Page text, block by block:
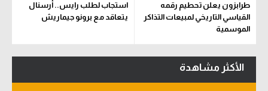
طرابزون يعلن تحطيم رقمه
القياسي التاريخي لمبيعات التذاكر
الموسمية
استجاب لطلب رايس.. أرسنال
يتعاقد مع برونو جيماريش
الأكثر مشاهدة